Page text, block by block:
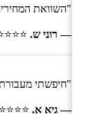
"השוואת המחירים הצילה
— רוני ש.
"חיפשתי
— גיא א.